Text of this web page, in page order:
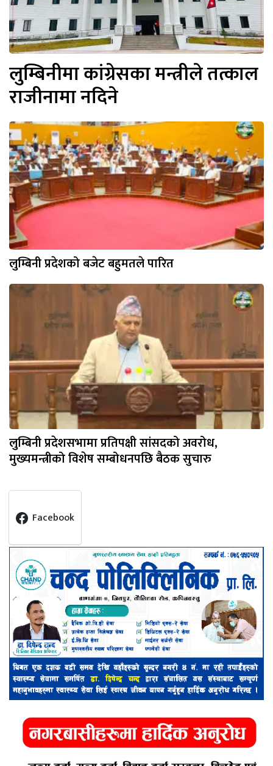
लुम्बिनीमा कांग्रेसका मन्त्रीले तत्काल
राजीनामा नदिने
लुम्बिनी प्रदेशको बजेट बहुमतले पारित
लुम्बिनी प्रदेशसभामा प्रतिपक्षी सांसदको अवरोध,
मुख्यमन्त्रीको विशेष सम्बोधनपछि बैठक सुचारु
Facebook